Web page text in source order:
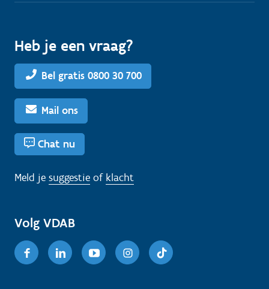
Heb je een vraag?
Bel gratis 0800 30 700
Mail ons
Chat nu
Meld je suggestie of klacht
Volg VDAB
FacebookLinkedinYoutubeInstagram